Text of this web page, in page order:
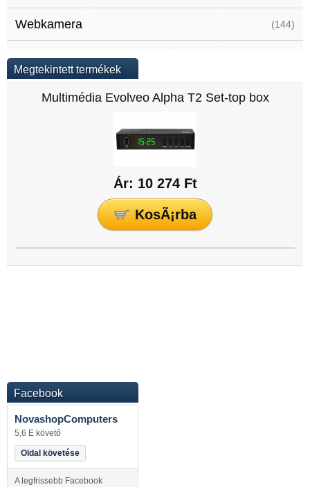
Webkamera (144)
Megtekintett termékek
Multimédia Evolveo Alpha T2 Set-top box
Ár: 10 274 Ft
Facebook
NovashopComputers
5,6 E követő
Oldal követése
A legfrissebb Facebook